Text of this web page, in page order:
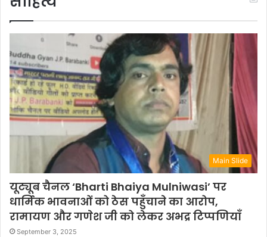
Main Slide
यूट्यूब चैनल ‘Bharti Bhaiya Mulniwasi’ पर
धार्मिक भावनाओं को ठेस पहुँचाने का आरोप,
रामायण और गणेश जी को लेकर अभद्र टिप्पणियाँ
September 3, 2025